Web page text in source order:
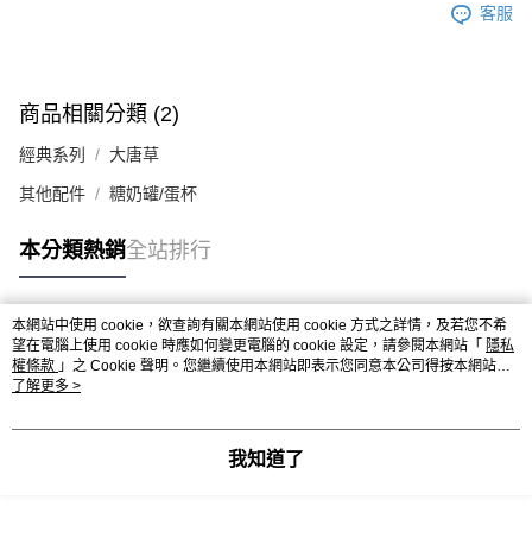
客服
商品相關分類 (2)
經典系列 大唐草
其他配件 糖奶罐/蛋杯
本分類熱銷全站排行
熱門標籤
本網站中使用 cookie，欲查詢有關本網站使用 cookie 方式之詳情，及若您不希
望在電腦上使用 cookie 時應如何變更電腦的 cookie 設定，請參閱本網站「 隱私
權條款 」之 Cookie 聲明。您繼續使用本網站即表示您同意本公司得按本網站使
用條款之 Cookie 聲明使用 cookie。
了解更多 >
我知道了